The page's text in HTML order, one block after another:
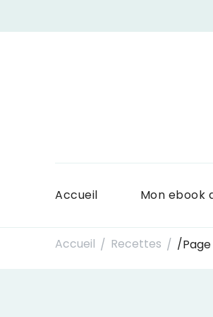
Accueil Mon ebook
Accueil / Recettes / /